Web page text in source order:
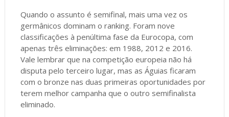
Quando o assunto é semifinal, mais uma vez os
germânicos dominam o ranking. Foram nove
classificações à penúltima fase da Eurocopa, com
apenas três eliminações: em 1988, 2012 e 2016.
Vale lembrar que na competição europeia não há
disputa pelo terceiro lugar, mas as Águias ficaram
com o bronze nas duas primeiras oportunidades por
terem melhor campanha que o outro semifinalista
eliminado.